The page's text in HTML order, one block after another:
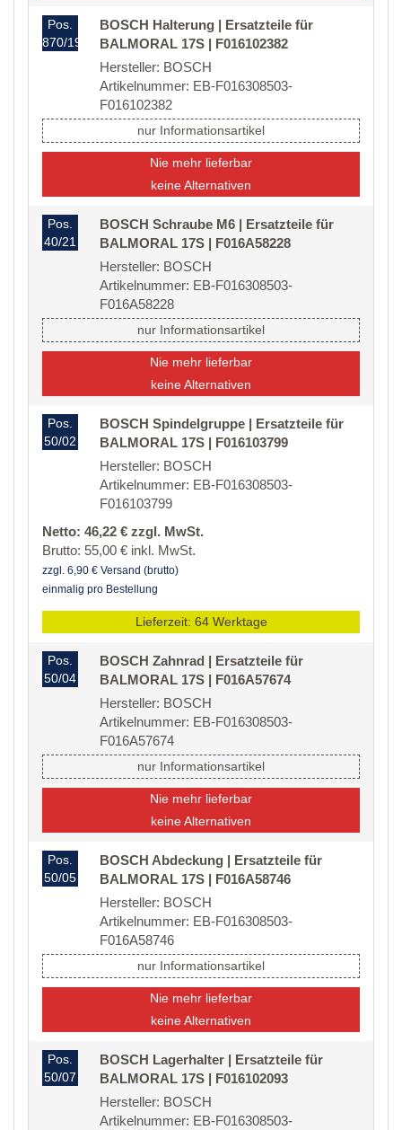
Pos.
870/19
BOSCH Halterung | Ersatzteile für
BALMORAL 17S | F016102382
Hersteller: BOSCH
Artikelnummer: EB-F016308503-
F016102382
nur Informationsartikel
Nie mehr lieferbar
keine Alternativen
Pos.
40/21
BOSCH Schraube M6 | Ersatzteile für
BALMORAL 17S | F016A58228
Hersteller: BOSCH
Artikelnummer: EB-F016308503-
F016A58228
nur Informationsartikel
Nie mehr lieferbar
keine Alternativen
Pos.
50/02
BOSCH Spindelgruppe | Ersatzteile für
BALMORAL 17S | F016103799
Hersteller: BOSCH
Artikelnummer: EB-F016308503-
F016103799
Netto: 46,22 € zzgl. MwSt.
Brutto: 55,00 € inkl. MwSt.
zzgl. 6,90 € Versand (brutto)
einmalig pro Bestellung
Lieferzeit: 64 Werktage
Pos.
50/04
BOSCH Zahnrad | Ersatzteile für
BALMORAL 17S | F016A57674
Hersteller: BOSCH
Artikelnummer: EB-F016308503-
F016A57674
nur Informationsartikel
Nie mehr lieferbar
keine Alternativen
Pos.
50/05
BOSCH Abdeckung | Ersatzteile für
BALMORAL 17S | F016A58746
Hersteller: BOSCH
Artikelnummer: EB-F016308503-
F016A58746
nur Informationsartikel
Nie mehr lieferbar
keine Alternativen
Pos.
50/07
BOSCH Lagerhalter | Ersatzteile für
BALMORAL 17S | F016102093
Hersteller: BOSCH
Artikelnummer: EB-F016308503-